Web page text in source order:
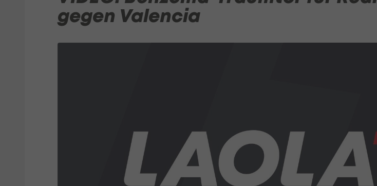
gegen Valencia